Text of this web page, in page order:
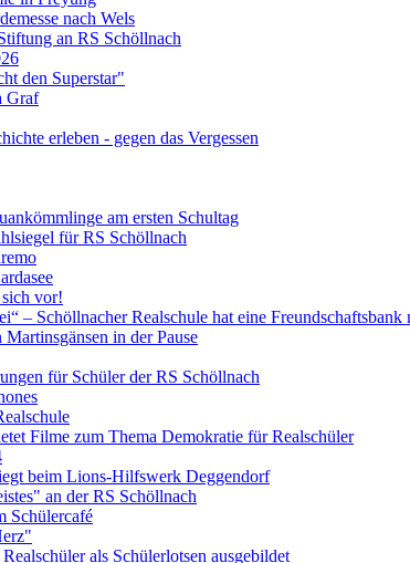
nach Wels
an RS Schöllnach
den Superstar"
Graf
erleben - gegen das Vergessen
am ersten Schultag
für RS Schöllnach
vor!
– Schöllnacher Realschule hat eine
in der Pause
für Schüler der RS Schöllnach
Filme zum Thema Demokratie für Realschüler
beim Lions-Hilfswerk Deggendorf
an der RS Schöllnach
Schülercafé
als Schülerlotsen ausgebildet